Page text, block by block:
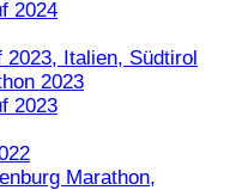
2024
2023, Italien, Südtirol
2023
2023
Marathon,